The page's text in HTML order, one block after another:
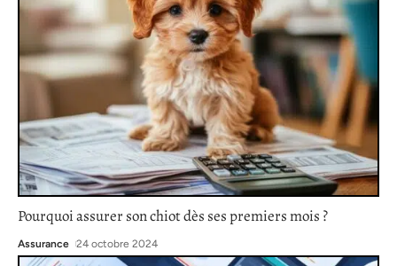
Pourquoi assurer son chiot dès ses premiers mois ?
Assurance 24 octobre 2024